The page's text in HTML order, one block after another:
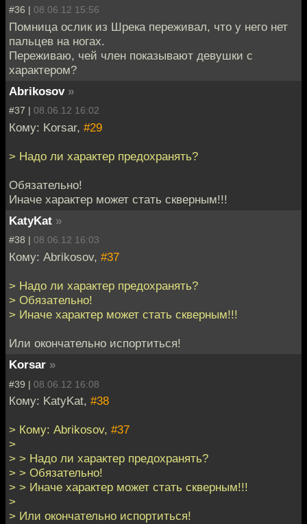
#36 | 08.06.12 15:56
Помница ослик из Шрека переживал, что у него нет
пальцев на ногах.
Переживаю, чей член показывают девушки с
характером?
Abrikosov »
#37 | 08.06.12 16:02
Кому: Korsar, #29
> Надо ли характер предохранять?
Обязательно!
Иначе характер может стать скверным!!!
KatyKat »
#38 | 08.06.12 16:03
Кому: Abrikosov, #37
> Надо ли характер предохранять?
> Обязательно!
> Иначе характер может стать скверным!!!
Или окончательно испортиться!
Korsar »
#39 | 08.06.12 16:08
Кому: KatyKat, #38
> Кому: Abrikosov, #37
>
> > Надо ли характер предохранять?
> > Обязательно!
> > Иначе характер может стать скверным!!!
>
> Или окончательно испортиться!